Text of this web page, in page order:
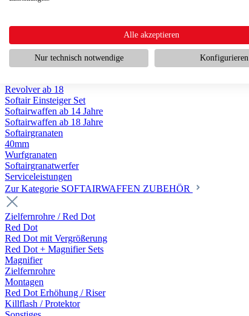
Scharfschützengewehr ab 18
Softair Pistolen
Softair Pistolen elektrisch ab 14
Softair Pistolen Federdruck ab 14
Softair Pistolen HPA Luftdruck ab 18
Revolver ab 18
Softair Einsteiger Set
Softairwaffen ab 14 Jahre
Softairwaffen ab 18 Jahre
Softairgranaten
40mm
Wurfgranaten
Softairgranatwerfer
Serviceleistungen
Zur Kategorie SOFTAIRWAFFEN ZUBEHÖR
Zielfernrohre / Red Dot
Red Dot
Red Dot mit Vergrößerung
Red Dot + Magnifier Sets
Magnifier
Zielfernrohre
Montagen
Red Dot Erhöhung / Riser
Killflash / Protektor
Alle akzeptieren
Nur technisch notwendige Konfigurieren